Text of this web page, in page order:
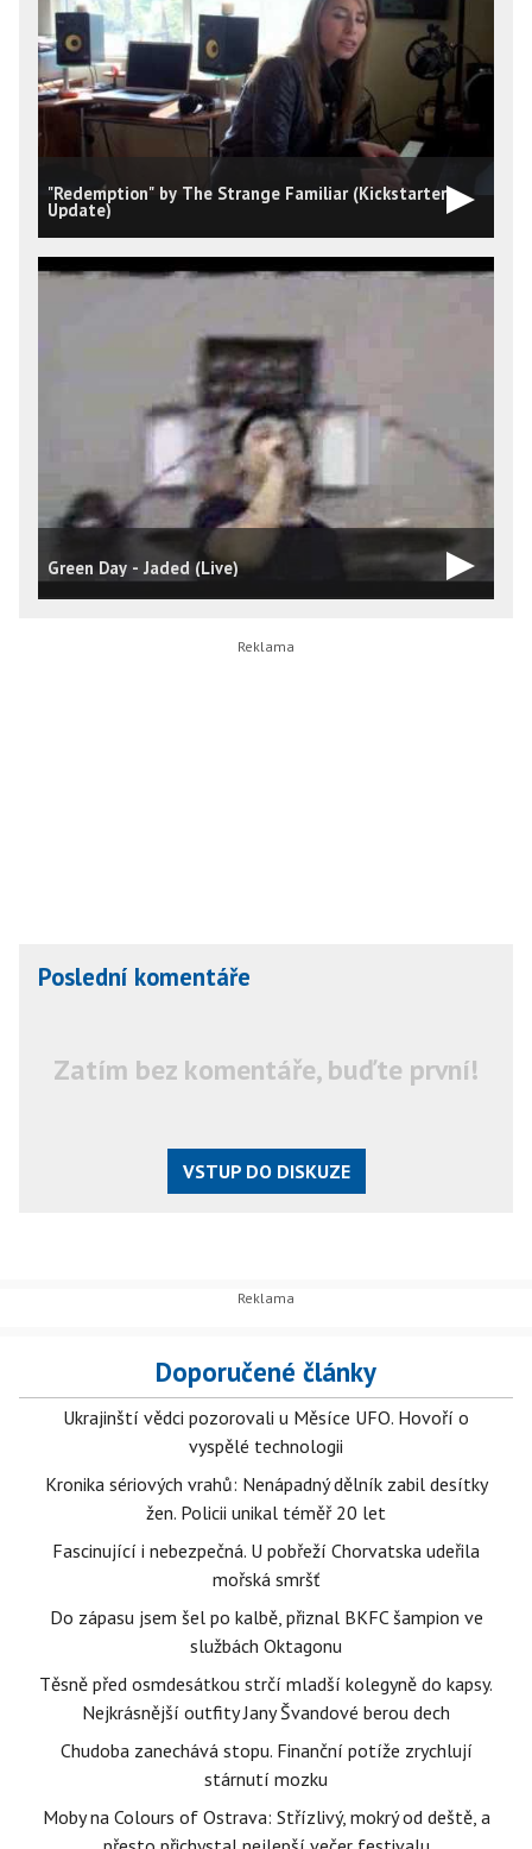
"Redemption" by The Strange Familiar (Kickstarter
Update)
Green Day - Jaded (Live)
Poslední komentáře
Zatím bez komentáře, buďte první!
VSTUP DO DISKUZE
Doporučené články
Ukrajinští vědci pozorovali u Měsíce UFO. Hovoří o
vyspělé technologii
Kronika sériových vrahů: Nenápadný dělník zabil desítky
žen. Policii unikal téměř 20 let
Fascinující i nebezpečná. U pobřeží Chorvatska udeřila
mořská smršť
Do zápasu jsem šel po kalbě, přiznal BKFC šampion ve
službách Oktagonu
Těsně před osmdesátkou strčí mladší kolegyně do kapsy.
Nejkrásnější outfity Jany Švandové berou dech
Chudoba zanechává stopu. Finanční potíže zrychlují
stárnutí mozku
Moby na Colours of Ostrava: Střízlivý, mokrý od deště, a